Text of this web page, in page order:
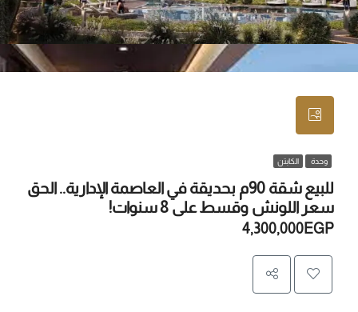
وحدة الكابتن
للبيع شقة 90م بحديقة في العاصمة الإدارية.. الحق
سعر اللونش وقسط على 8 سنوات!
4,300,000EGP